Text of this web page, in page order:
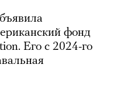
фонд
Его с 2024-го